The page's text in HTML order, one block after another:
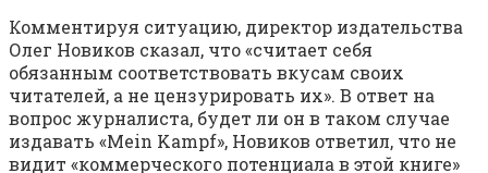
Комментируя ситуацию, директор издательства
Олег Новиков сказал, что «считает себя
обязанным соответствовать вкусам своих
читателей, а не цензурировать их». В ответ на
вопрос журналиста, будет ли он в таком случае
издавать «Mein Kampf», Новиков ответил, что не
видит «коммерческого потенциала в этой книге»